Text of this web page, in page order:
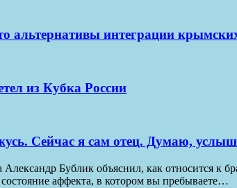
интеграции
из Кубка России
Сейчас я сам отец. Думаю,
Бублик объяснил, как относится
аффекта, в котором вы пребываете…